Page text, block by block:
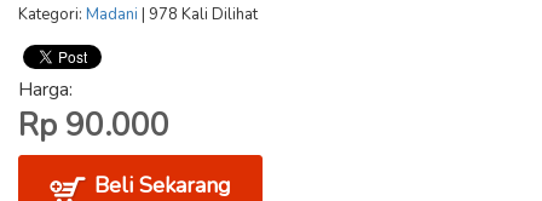
Kategori: Madani | 978 Kali Dilihat
Harga:
Rp 90.000
Beli Sekarang